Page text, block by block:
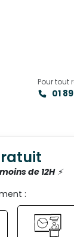
Pour tout
01
moins de 12H⚡️
: